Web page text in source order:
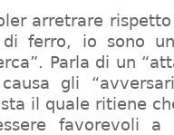
arretrare
ferro, io sono
Parla di un
gli
il quale ritiene
favorevoli a